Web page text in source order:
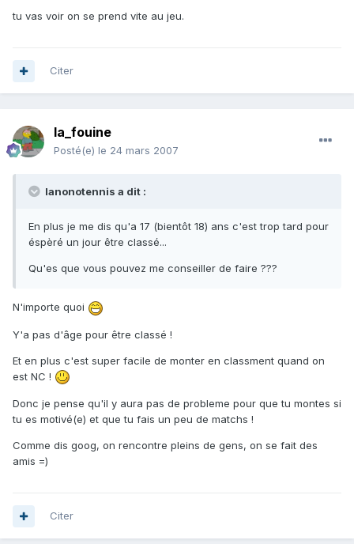
tu vas voir on se prend vite au jeu.
Citer
la_fouine
Posté(e) le 24 mars 2007
lanonotennis a dit :
En plus je me dis qu'a 17 (bientôt 18) ans c'est trop tard pour
éspèré un jour être classé...
Qu'es que vous pouvez me conseiller de faire ???
N'importe quoi
Y'a pas d'âge pour être classé !
Et en plus c'est super facile de monter en classment quand on
est NC !
Donc je pense qu'il y aura pas de probleme pour que tu montes si
tu es motivé(e) et que tu fais un peu de matchs !
Comme dis goog, on rencontre pleins de gens, on se fait des
amis =)
Citer